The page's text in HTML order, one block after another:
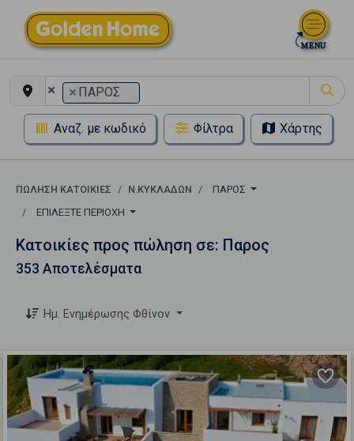
× × ΠΑΡΟΣ
Αναζ. με κωδικό Φίλτρα Χάρτης
ΠΏΛΗΣΗ ΚΑΤΟΙΚΊΕΣ Ν.ΚΥΚΛΑΔΩΝ
ΠΑΡΟΣ
ΕΠΙΛΈΞΤΕ ΠΕΡΙΟΧΉ
Κατοικίες προς πώληση σε: Παρος
353 Αποτελέσματα
Ημ. Ενημέρωσης Φθίνον